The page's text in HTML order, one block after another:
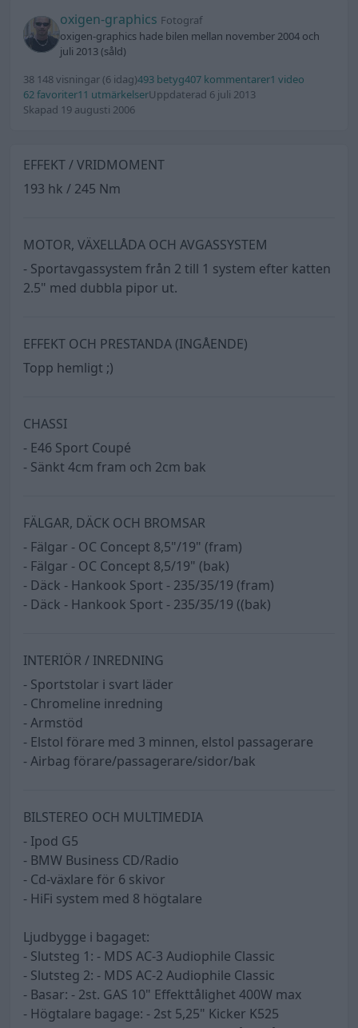
oxigen-graphics Fotograf
oxigen-graphics hade bilen mellan november 2004 och
juli 2013 (såld)
38 148 visningar (6 idag)493 betyg407 kommentarer1 video
62 favoriter11 utmärkelserUppdaterad 6 juli 2013
Skapad 19 augusti 2006
EFFEKT / VRIDMOMENT
193 hk / 245 Nm
MOTOR, VÄXELLÅDA OCH AVGASSYSTEM
- Sportavgassystem från 2 till 1 system efter katten
2.5" med dubbla pipor ut.
EFFEKT OCH PRESTANDA (INGÅENDE)
Topp hemligt ;)
CHASSI
- E46 Sport Coupé
- Sänkt 4cm fram och 2cm bak
FÄLGAR, DÄCK OCH BROMSAR
- Fälgar - OC Concept 8,5"/19" (fram)
- Fälgar - OC Concept 8,5/19" (bak)
- Däck - Hankook Sport - 235/35/19 (fram)
- Däck - Hankook Sport - 235/35/19 ((bak)
INTERIÖR / INREDNING
- Sportstolar i svart läder
- Chromeline inredning
- Armstöd
- Elstol förare med 3 minnen, elstol passagerare
- Airbag förare/passagerare/sidor/bak
BILSTEREO OCH MULTIMEDIA
- Ipod G5
- BMW Business CD/Radio
- Cd-växlare för 6 skivor
- HiFi system med 8 högtalare
Ljudbygge i bagaget:
- Slutsteg 1: - MDS AC-3 Audiophile Classic
- Slutsteg 2: - MDS AC-2 Audiophile Classic
- Basar: - 2st. GAS 10" Effekttålighet 400W max
- Högtalare bagage: - 2st 5,25" Kicker K525